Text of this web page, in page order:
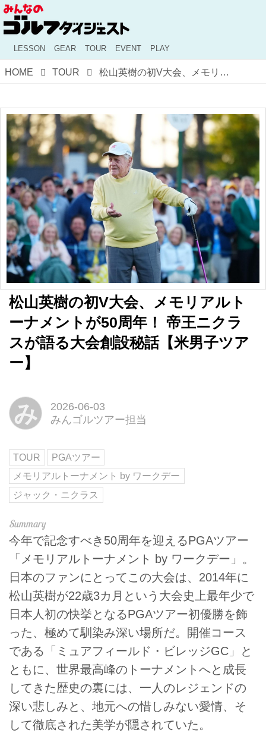
LESSON GEAR TOUR EVENT PLAY
HOME TOUR 松山英樹の初V大会、メモリアルトーナメントが50周年！ 帝王ニクラスが語る大会創設秘話【米男子ツアー】
松山英樹の初V大会、メモリアルト
ーナメントが50周年！ 帝王ニクラ
スが語る大会創設秘話【米男子ツア
ー】
み
2026-06-03
みんゴルツアー担当
TOUR
PGAツアー
メモリアルトーナメント by ワークデー
ジャック・ニクラス
今年で記念すべき50周年を迎えるPGAツアー
「メモリアルトーナメント by ワークデー」。
日本のファンにとってこの大会は、2014年に
松山英樹が22歳3カ月という大会史上最年少で
日本人初の快挙となるPGAツアー初優勝を飾
った、極めて馴染み深い場所だ。開催コース
である「ミュアフィールド・ビレッジGC」と
ともに、世界最高峰のトーナメントへと成長
してきた歴史の裏には、一人のレジェンドの
深い悲しみと、地元への惜しみない愛情、そ
して徹底された美学が隠されていた。